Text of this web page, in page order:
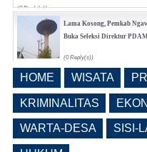
(0 Reply(s))
Lama Kosong, Pemkab
Buka Seleksi Direktur
(0 Reply(s))
Ruang, Pelanggaran
Dikenai Denda dan
Fasilitas
(0 Reply(s))
HOME WISATA
KRIMINALITAS
WARTA-DESA SISI-